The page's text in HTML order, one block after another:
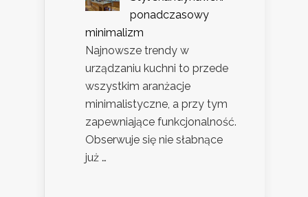
ponadczasowy
minimalizm
Najnowsze trendy w
urządzaniu kuchni to przede
wszystkim aranżacje
minimalistyczne, a przy tym
zapewniające funkcjonalność.
Obserwuje się nie słabnące
już …